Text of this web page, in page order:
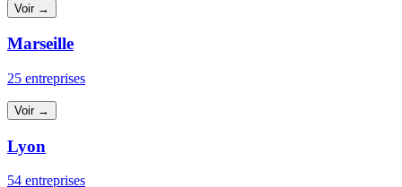
Voir →
Marseille
25 entreprises
Voir →
Lyon
54 entreprises